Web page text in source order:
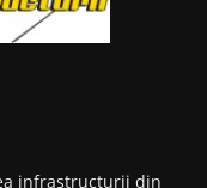
infrastructurii din